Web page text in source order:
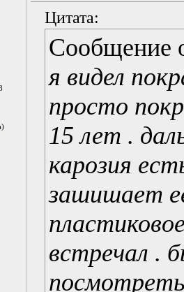
Цитата:
Сообщение
я видел
просто
15 лет .
карозия
зашишает
встречал .